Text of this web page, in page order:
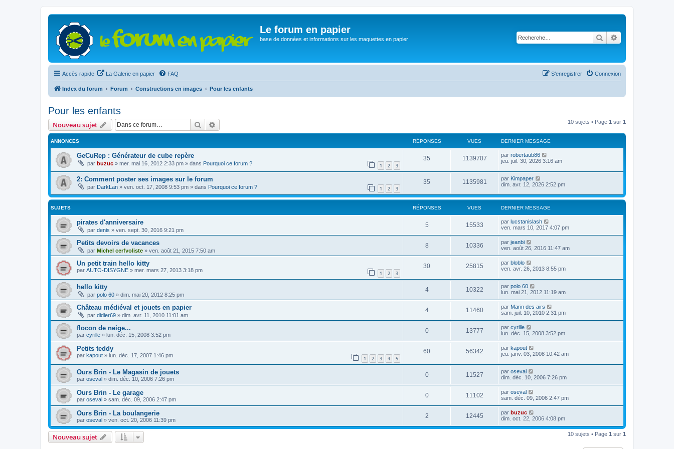
Le forum en papier
base de données et informations sur les maquettes en papier Rechercher
Accès rapide La Galerie en papier FAQ Connexion
S’enregistrer
Index du forum Forum Constructions en images Pour les enfants
Pour les enfants
Nouveau sujet Rechercher 10 sujets • Page 1 sur 1
ANNONCES RÉPONSES VUES DERNIER MESSAGE
GeCuRep : Générateur de cube repère
par buzuc » mer. mai 16, 2012 2:33 pm » dans Pourquoi ce forum ? 1 2 3
35 1139707 par robertaub86
jeu. juil. 30, 2026 3:16 am
2: Comment poster ses images sur le forum
par DarkLan » ven. oct. 17, 2008 9:53 pm » dans Pourquoi ce forum ? 1 2 3
35 1135981 par Kimpaper
dim. avr. 12, 2026 2:52 pm
SUJETS RÉPONSES VUES DERNIER MESSAGE
pirates d'anniversaire
par denis » ven. sept. 30, 2016 9:21 pm
5 15533 par lucstanislash
ven. mars 10, 2017 4:07 pm
Petits devoirs de vacances
par Michel cerfvoliste » ven. août 21, 2015 7:50 am
8 10336 par jeanbi
ven. août 26, 2016 11:47 am
Un petit train hello kitty
par AUTO-DISYGNE » mer. mars 27, 2013 3:18 pm 1 2 3
30 25815 par bloblo
ven. avr. 26, 2013 8:55 pm
hello kitty
par polo 60 » dim. mai 20, 2012 8:25 pm
4 10322 par polo 60
lun. mai 21, 2012 11:19 am
Château médiéval et jouets en papier
par didier69 » dim. avr. 11, 2010 11:01 am
4 11460 par Marin des airs
sam. juil. 10, 2010 2:31 pm
flocon de neige...
par cyrille » lun. déc. 15, 2008 3:52 pm
0 13777 par cyrille
lun. déc. 15, 2008 3:52 pm
Petits teddy
par kapout » lun. déc. 17, 2007 1:46 pm 1 2 3 4 5
60 56342 par kapout
jeu. janv. 03, 2008 10:42 am
Ours Brin - Le Magasin de jouets
par oseval » dim. déc. 10, 2006 7:26 pm
0 11527 par oseval
dim. déc. 10, 2006 7:26 pm
Ours Brin - Le garage
par oseval » sam. déc. 09, 2006 2:47 pm
0 11102 par oseval
sam. déc. 09, 2006 2:47 pm
Ours Brin - La boulangerie
par oseval » ven. oct. 20, 2006 11:39 pm
2 12445 par buzuc
dim. oct. 22, 2006 4:08 pm
Nouveau sujet 10 sujets • Page 1 sur 1